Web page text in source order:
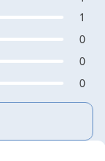
1
0
0
0